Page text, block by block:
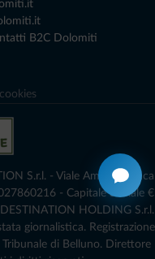
B2C Dolomiti
S.r.l. - Viale Amedeo Duca
- Capitale Sociale €
HOLDING S.r.l.
giornalistica. Registrazione
di Belluno.­ Direttore